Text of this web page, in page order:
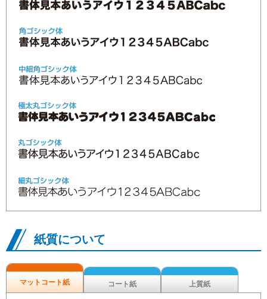
紙質について
マットコート紙 コート紙 上質紙